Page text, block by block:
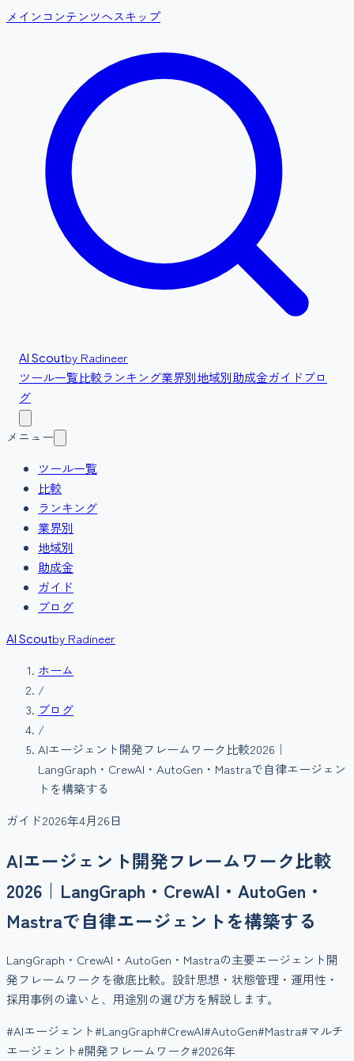
メインコンテンツへスキップ
AI Scoutby Radineer
ツール一覧比較ランキング業界別地域別助成金ガイドブロ
グ
メニュー
ツール一覧
比較
ランキング
業界別
地域別
助成金
ガイド
ブログ
AI Scoutby Radineer
ホーム
/
ブログ
/
AIエージェント開発フレームワーク比較2026｜
LangGraph・CrewAI・AutoGen・Mastraで自律エージェン
トを構築する
ガイド2026年4月26日
AIエージェント開発フレームワーク比較
2026｜LangGraph・CrewAI・AutoGen・
Mastraで自律エージェントを構築する
LangGraph・CrewAI・AutoGen・Mastraの主要エージェント開
発フレームワークを徹底比較。設計思想・状態管理・運用性・
採用事例の違いと、用途別の選び方を解説します。
#AIエージェント#LangGraph#CrewAI#AutoGen#Mastra#マルチ
エージェント#開発フレームワーク#2026年